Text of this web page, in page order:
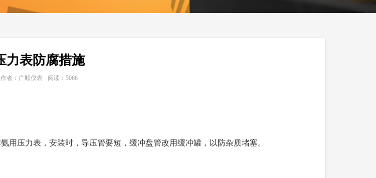
力表防腐措施
作者：广顺仪表 阅读：5066
用压力表，安装时，导压管要短，缓冲盘管改用缓冲罐，以防杂质堵塞。